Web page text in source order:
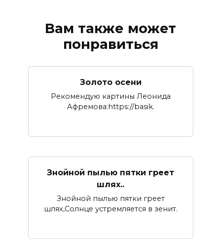
Вам также может
понравиться
Золото осени
Рекомендую картины Леонида
Афремова:https://basik.
Знойной пылью пятки греет
шлях..
Знойной пылью пятки греет
шлях,Солнце устремляется в зенит.